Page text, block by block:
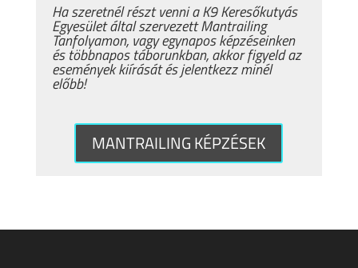
Ha szeretnél részt venni a K9 Keresőkutyás
Egyesület által szervezett Mantrailing
Tanfolyamon, vagy egynapos képzéseinken
és többnapos táborunkban, akkor figyeld az
események kiírását és jelentkezz minél
előbb!
MANTRAILING KÉPZÉSEK